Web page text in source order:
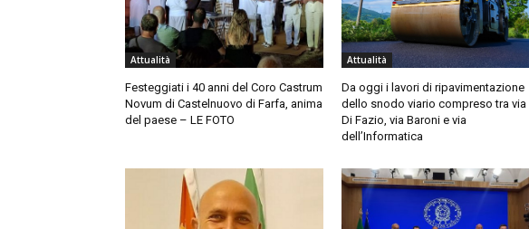
Attualità
Festeggiati i 40 anni del Coro Castrum
Novum di Castelnuovo di Farfa, anima
del paese – LE FOTO
Attualità
Da oggi i lavori di ripavimentazione
dello snodo viario compreso tra via
Di Fazio, via Baroni e via
dell’Informatica